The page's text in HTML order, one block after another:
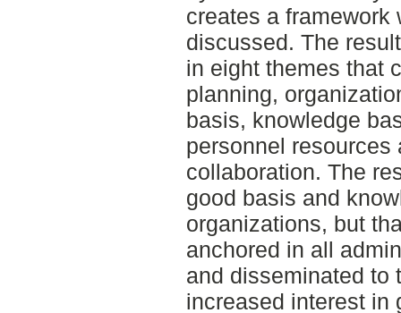
creates a framework
discussed. The
in eight themes that
planning,
basis, knowledge
personnel resources
collaboration. The
good basis and
organizations, but
anchored in all
and disseminated to
increased interest in